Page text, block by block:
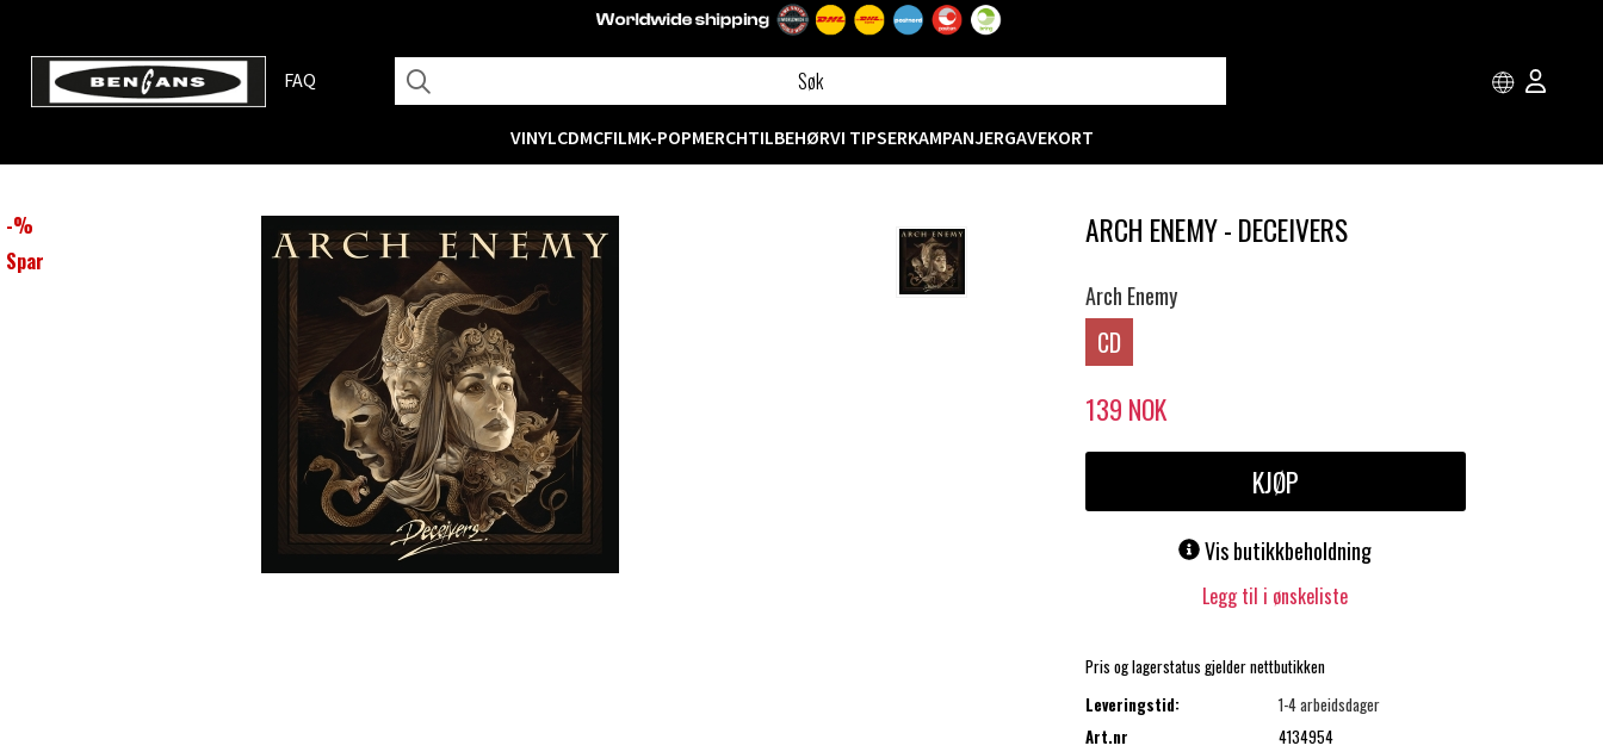
FAQ
VINYLCDMCFILMK-POPMERCHTILBEHØRVI TIPSERKAMPANJERGAVEKORT
-%
Spar
ARCH ENEMY - DECEIVERS
Arch Enemy
CD
139 NOK
KJØP
Vis butikkbeholdning
Legg til i ønskeliste
Pris og lagerstatus gjelder nettbutikken
Leveringstid:
1-4 arbeidsdager
Art.nr
4134954